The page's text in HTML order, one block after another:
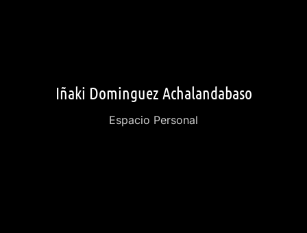
Iñaki Dominguez Achalandabaso
Espacio Personal